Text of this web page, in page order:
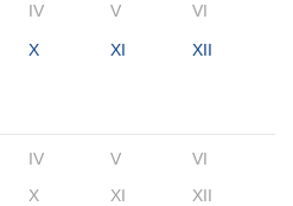
IV V VI
X XI XII
IV V
VI
X XI XII